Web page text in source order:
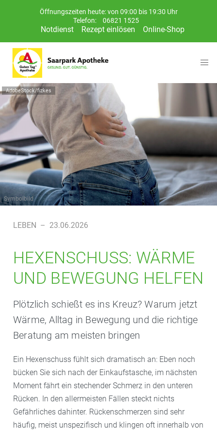
Öffnungszeiten heute: von 09:00 bis 19:30 Uhr
Telefon:
06821 1525
Notdienst Rezept einlösen Online-Shop
AdobeStock/fizkes
Symbolbild
LEBEN – 23.06.2026
HEXENSCHUSS: WÄRME
UND BEWEGUNG HELFEN
Plötzlich schießt es ins Kreuz? Warum jetzt
Wärme, Alltag in Bewegung und die richtige
Beratung am meisten bringen
Ein Hexenschuss fühlt sich dramatisch an: Eben noch
bücken Sie sich nach der Einkaufstasche, im nächsten
Moment fährt ein stechender Schmerz in den unteren
Rücken. In den allermeisten Fällen steckt nichts
Gefährliches dahinter. Rückenschmerzen sind sehr
häufig, meist unspezifisch und klingen oft innerhalb von